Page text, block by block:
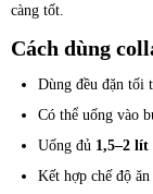
càng tốt.
Cách dùng
Dùng đều đặn tối
Có thể uống vào
Uống đủ 1,5–2 lít
Kết hợp chế độ